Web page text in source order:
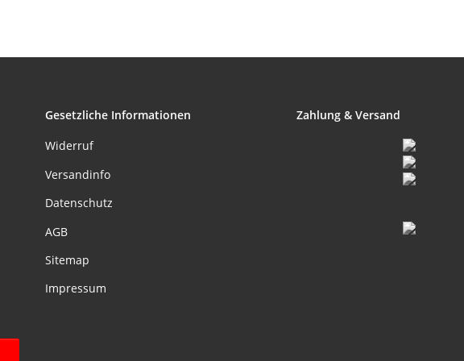
Gesetzliche Informationen
Widerruf
Versandinfo
Datenschutz
AGB
Sitemap
Impressum
Zahlung & Versand